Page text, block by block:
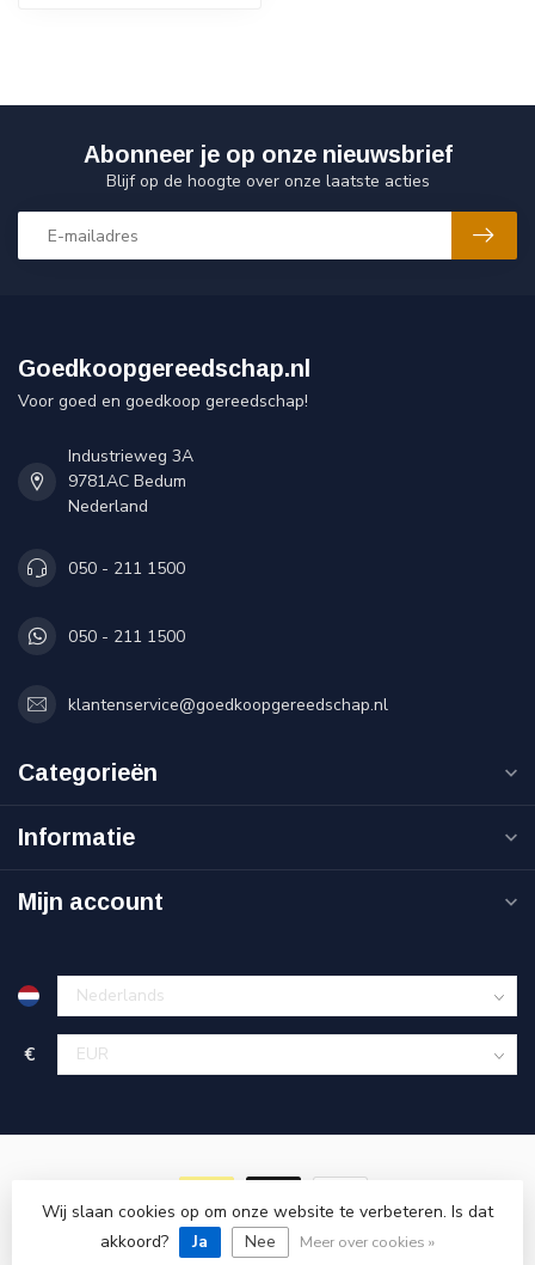
Abonneer je op onze nieuwsbrief
Blijf op de hoogte over onze laatste acties
Goedkoopgereedschap.nl
Voor goed en goedkoop gereedschap!
Industrieweg 3A
9781AC Bedum
Nederland
050 - 211 1500
050 - 211 1500
klantenservice@goedkoopgereedschap.nl
Categorieën
Informatie
Mijn account
€
© Copyright 2026 Goedkoopgereedschap.nl
Wij slaan cookies op om onze website te verbeteren. Is dat
akkoord?
Ja Nee Meer over cookies »